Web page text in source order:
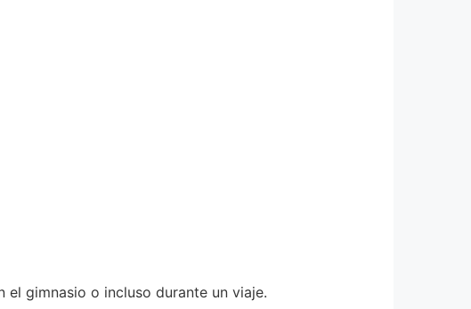
gimnasio o incluso durante un viaje.